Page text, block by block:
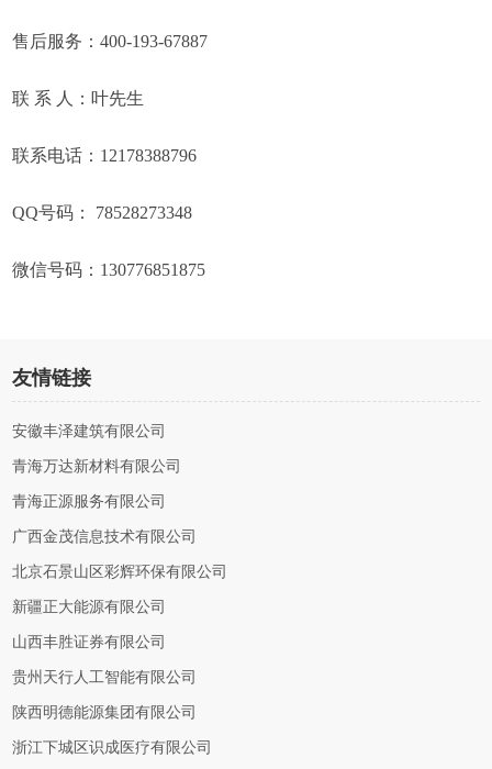
售后服务：400-193-67887
联 系 人：叶先生
联系电话：12178388796
QQ号码： 78528273348
微信号码：130776851875
友情链接
安徽丰泽建筑有限公司
青海万达新材料有限公司
青海正源服务有限公司
广西金茂信息技术有限公司
北京石景山区彩辉环保有限公司
新疆正大能源有限公司
山西丰胜证券有限公司
贵州天行人工智能有限公司
陕西明德能源集团有限公司
浙江下城区识成医疗有限公司